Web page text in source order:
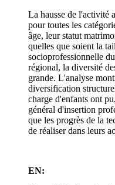
La hausse de l'activité
pour toutes les
âge, leur statut
quelles que soient la
socioprofessionnelle
régional, la diversité
grande. L'analyse
diversification
charge d'enfants ont
général d'insertion
que les progrès de la
de réaliser dans leurs
EN: